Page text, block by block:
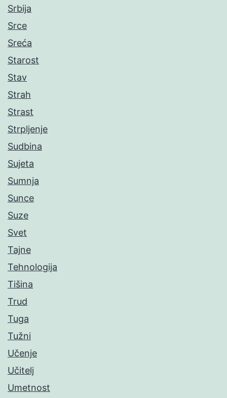
Srbija
Srce
Sreća
Starost
Stav
Strah
Strast
Strpljenje
Sudbina
Sujeta
Sumnja
Sunce
Suze
Svet
Tajne
Tehnologija
Tišina
Trud
Tuga
Tužni
Učenje
Učitelj
Umetnost